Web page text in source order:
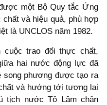
một Bộ Quy tắc Ứng
và hiệu quả, phù hợp
là UNCLOS năm 1982.
cuộc trao đổi thực chất,
hai nước động lực đã
song phương được tạo ra
và hướng tới tương lai
tịch nước Tô Lâm chân